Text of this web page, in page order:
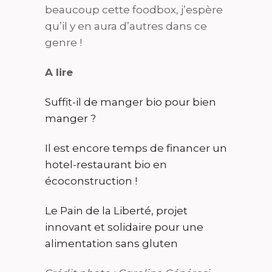
beaucoup cette foodbox, j’espère
qu’il y en aura d’autres dans ce
genre !
A lire
Suffit-il de manger bio pour bien
manger ?
Il est encore temps de financer un
hotel-restaurant bio en
écoconstruction !
Le Pain de la Liberté, projet
innovant et solidaire pour une
alimentation sans gluten